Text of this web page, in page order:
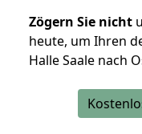
Zögern Sie nicht
heute, um Ihren
Halle Saale nach